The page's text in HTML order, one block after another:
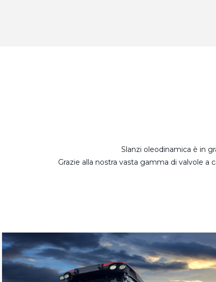
Slanzi oleodinamica è in
Grazie alla nostra vasta gamma di valvole